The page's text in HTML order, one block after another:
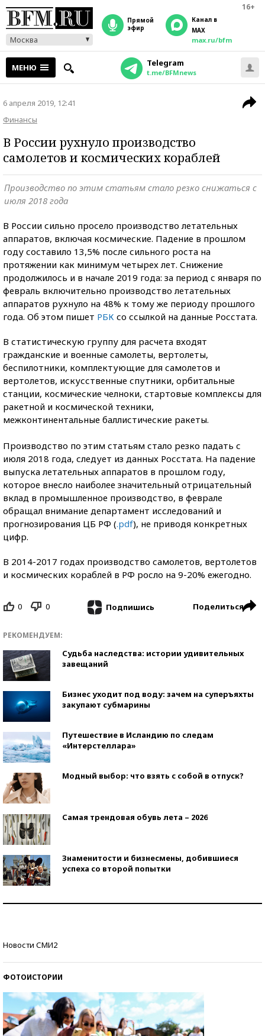
16+
Москва
прямой
эфир
Канал в
MAX
max.ru/bfm
МЕНЮ Telegram
t.me/BFMnews
6 апреля 2019, 12:41
Финансы
В России рухнуло производство
самолетов и космических кораблей
Производство по этим статьям стало резко снижаться с
июля 2018 года
В России сильно просело производство летательных
аппаратов, включая космические. Падение в прошлом
году составило 13,5% после сильного роста на
протяжении как минимум четырех лет. Снижение
продолжилось и в начале 2019 года: за период с января по
февраль включительно производство летательных
аппаратов рухнуло на 48% к тому же периоду прошлого
года. Об этом пишет РБК со ссылкой на данные Росстата.
В статистическую группу для расчета входят
гражданские и военные самолеты, вертолеты,
беспилотники, комплектующие для самолетов и
вертолетов, искусственные спутники, орбитальные
станции, космические челноки, стартовые комплексы для
ракетной и космической техники,
межконтинентальные баллистические ракеты.
Производство по этим статьям стало резко падать с
июля 2018 года, следует из данных Росстата. На падение
выпуска летательных аппаратов в прошлом году,
которое внесло наиболее значительный отрицательный
вклад в промышленное производство, в феврале
обращал внимание департамент исследований и
прогнозирования ЦБ РФ (.pdf), не приводя конкретных
цифр.
В 2014-2017 годах производство самолетов, вертолетов
и космических кораблей в РФ росло на 9-20% ежегодно.
0 0 Подпишись Поделиться
РЕКОМЕНДУЕМ:
Судьба наследства: истории удивительных
завещаний
Бизнес уходит под воду: зачем на суперъяхты
закупают субмарины
Путешествие в Исландию по следам
«Интерстеллара»
Модный выбор: что взять с собой в отпуск?
Самая трендовая обувь лета – 2026
Знаменитости и бизнесмены, добившиеся
успеха со второй попытки
Новости СМИ2
ФОТОИСТОРИИ